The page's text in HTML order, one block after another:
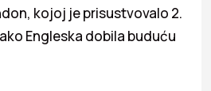
kojoj je prisustvovalo 2.
Engleska dobila buduću